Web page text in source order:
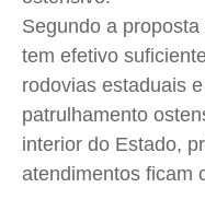
Publicidade Legal
Anuncie
Expediente
Publicidade Legal
Anuncie
Expediente
Publicidade Legal
Anuncie
Expediente
Publicidade Legal
Anuncie
Expediente
Segundo a
tem efetivo
rodovias estaduais
patrulhamento
interior do Estado,
atendimentos ficam